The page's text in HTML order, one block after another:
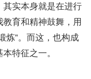
其实本身就是在进行
育和精神鼓舞，用
炼”。而这，也构成
特征之一。